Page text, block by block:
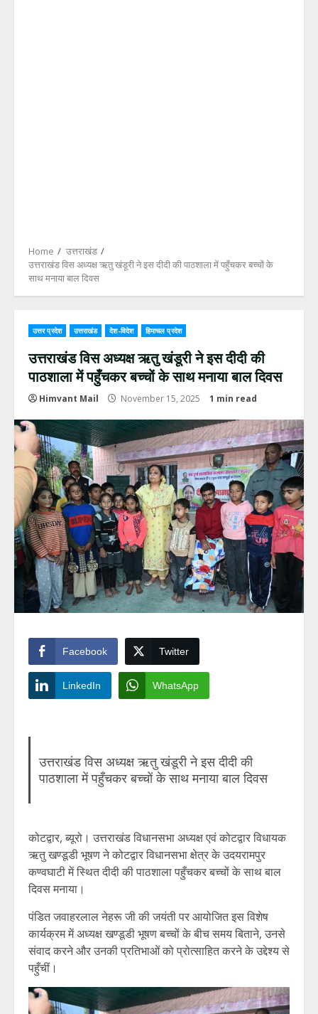
Home
उत्तराखंड
उत्तराखंड विस अध्यक्ष ऋतु खंडूरी ने इस दीदी की पाठशाला में पहुँचकर बच्चों के
साथ मनाया बाल दिवस
उत्तर प्रदेश उत्तराखंड देश-विदेश हिमाचल प्रदेश
उत्तराखंड विस अध्यक्ष ऋतु खंडूरी ने इस दीदी की
पाठशाला में पहुँचकर बच्चों के साथ मनाया बाल दिवस
Himvant Mail November 15, 2025 1 min read
Facebook Twitter
LinkedIn WhatsApp
उत्तराखंड विस अध्यक्ष ऋतु खंडूरी ने इस दीदी की
पाठशाला में पहुँचकर बच्चों के साथ मनाया बाल दिवस
कोटद्वार, ब्यूरो। उत्तराखंड विधानसभा अध्यक्ष एवं कोटद्वार विधायक
ऋतु खण्डूडी भूषण ने कोटद्वार विधानसभा क्षेत्र के उदयरामपुर
कण्वघाटी में स्थित दीदी की पाठशाला पहुँचकर बच्चों के साथ बाल
दिवस मनाया।
पंडित जवाहरलाल नेहरू जी की जयंती पर आयोजित इस विशेष
कार्यक्रम में अध्यक्ष खण्डूडी भूषण बच्चों के बीच समय बिताने, उनसे
संवाद करने और उनकी प्रतिभाओं को प्रोत्साहित करने के उद्देश्य से
पहुँचीं।